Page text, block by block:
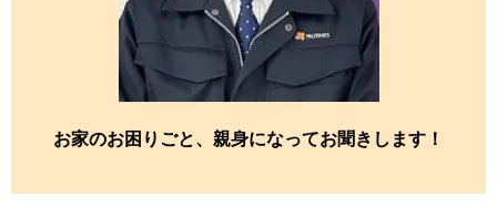
お家のお困りごと、親身になってお聞きします！